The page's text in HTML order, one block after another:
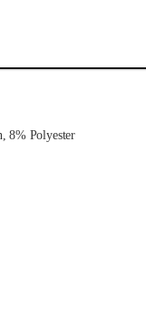
8% Polyester